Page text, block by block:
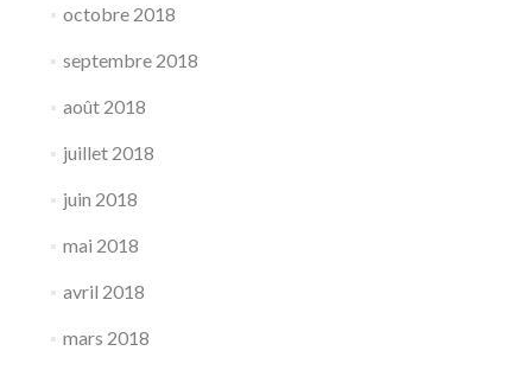
octobre 2018
septembre 2018
août 2018
juillet 2018
juin 2018
mai 2018
avril 2018
mars 2018